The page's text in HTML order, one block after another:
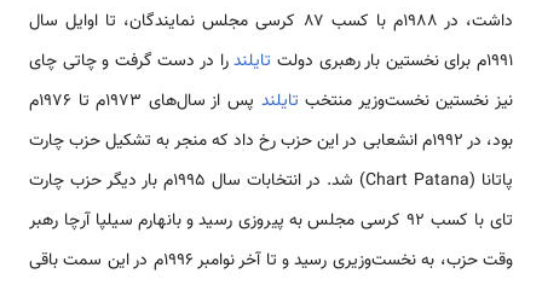
داشت، در ۱۹۸۸م با کسب ۸۷ کرسی مجلس نمایندگان، تا اوایل سال
۱۹۹۱م برای نخستین بار رهبری دولت
تایلندرا در دست گرفت و چاتی چای
نیز نخستین نخست‌وزیر منتخب تایلند
پس از سال‌های ۱۹۷۳م تا ۱۹۷۶م
بود، در ۱۹۹۲م انشعابی در این حزب رخ داد که منجر به تشکیل حزب چارت
پاتانا (Chart Patana) شد. در انتخابات سال ۱۹۹۵م بار دیگر حزب چارت
تای با کسب ۹۲ کرسی مجلس به پیروزی رسید و بانهارم سیلپا آرچا رهبر
وقت حزب، به نخست‌وزیری رسید و تا آخر نوامبر ۱۹۹۶م در این سمت باقی